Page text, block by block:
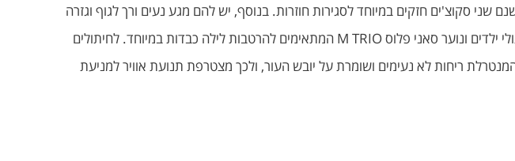
ישנם שני סקוצ'ים חזקים במיוחד לסגירות חוזרות. בנוסף, יש להם מגע נעים ורך לגוף וגזרה
מותאמת, ושתי שכבות נושמות השומרות על יובש בעור למניעת תפרחות. דוגמא נוספת היא חיתולי ילדים ונוער סאני פלוס M TRIO המתאימים להרטבות לילה כבדות במיוחד. לחיתולים
ריחות לא נעימים ושומרת על יובש העור, ולכך מצטרפת תנועת אוויר למניעת